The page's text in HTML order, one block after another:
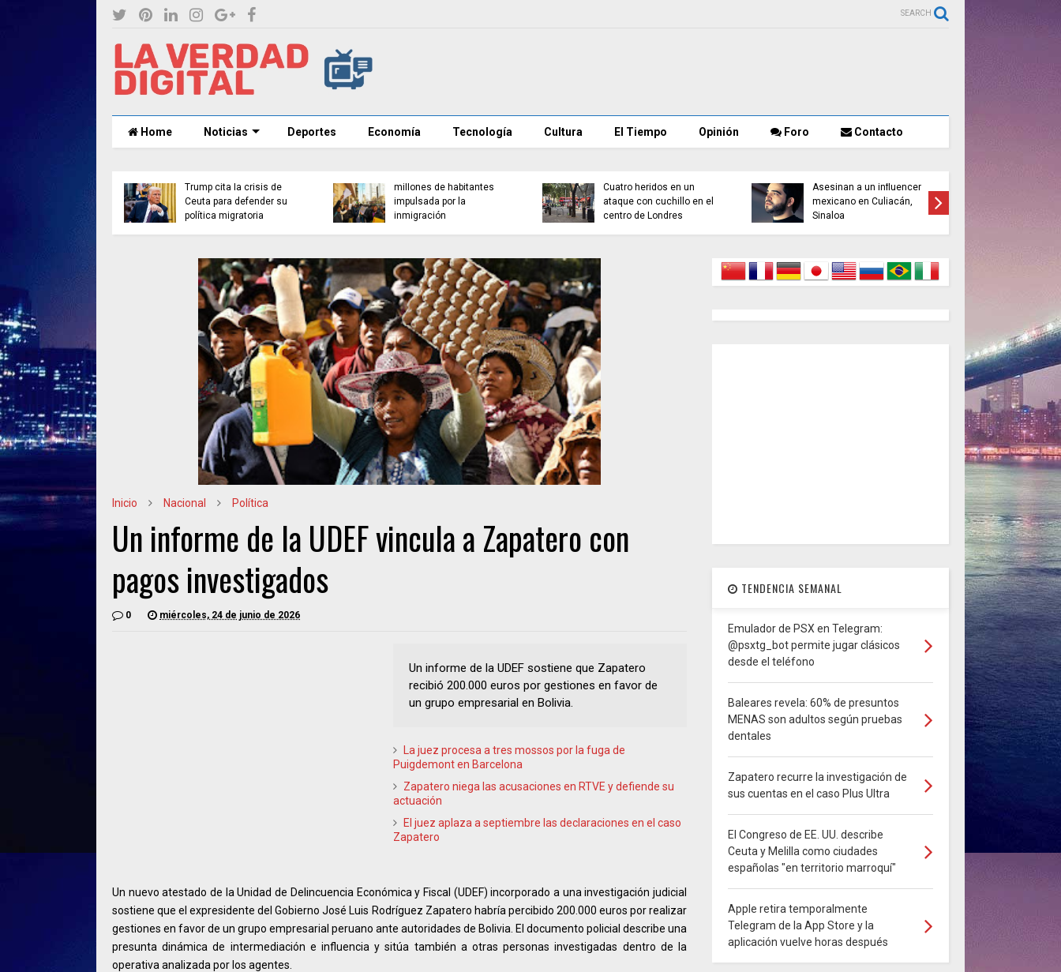
SEARCH
Home Noticias Deportes Economía Tecnología Cultura El Tiempo Opinión Foro Contacto
Trump cita la crisis de
Ceuta para defender su
política migratoria
millones de habitantes
impulsada por la
inmigración
Cuatro heridos en un
ataque con cuchillo en el
centro de Londres
Asesinan a un influencer
mexicano en Culiacán,
Sinaloa
Inicio Nacional Política
Un informe de la UDEF vincula a Zapatero con
pagos investigados
0 miércoles, 24 de junio de 2026
Un informe de la UDEF sostiene que Zapatero
recibió 200.000 euros por gestiones en favor de
un grupo empresarial en Bolivia.
La juez procesa a tres mossos por la fuga de
Puigdemont en Barcelona
Zapatero niega las acusaciones en RTVE y defiende su
actuación
El juez aplaza a septiembre las declaraciones en el caso
Zapatero
Un nuevo atestado de la Unidad de Delincuencia Económica y Fiscal (UDEF) incorporado a una investigación judicial
sostiene que el expresidente del Gobierno José Luis Rodríguez Zapatero habría percibido 200.000 euros por realizar
gestiones en favor de un grupo empresarial peruano ante autoridades de Bolivia. El documento policial describe una
presunta dinámica de intermediación e influencia y sitúa también a otras personas investigadas dentro de la
operativa analizada por los agentes.
TENDENCIA SEMANAL
Emulador de PSX en Telegram:
@psxtg_bot permite jugar clásicos
desde el teléfono
Baleares revela: 60% de presuntos
MENAS son adultos según pruebas
dentales
Zapatero recurre la investigación de
sus cuentas en el caso Plus Ultra
El Congreso de EE. UU. describe
Ceuta y Melilla como ciudades
españolas "en territorio marroquí"
Apple retira temporalmente
Telegram de la App Store y la
aplicación vuelve horas después